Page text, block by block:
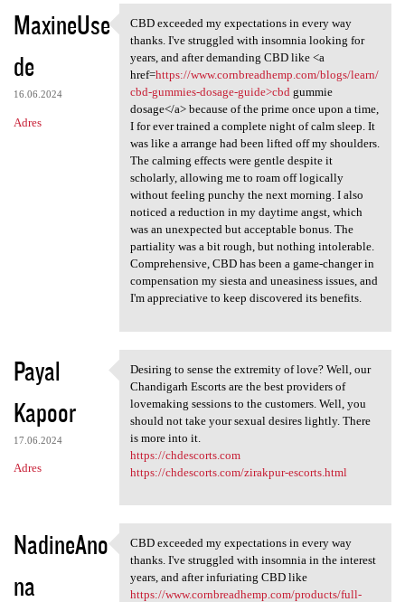
MaxineUse
de
16.06.2024
Adres
CBD exceeded my expectations
CBD exceeded my expectations in every way
thanks. I've struggled with insomnia looking for
years, and after demanding CBD like <a
href=https://www.cornbreadhemp.com/blogs/learn/
cbd-gummies-dosage-guide>cbdgummie
dosage</a> because of the prime once upon a time,
I for ever trained a complete night of calm sleep. It
was like a arrange had been lifted off my shoulders.
The calming effects were gentle despite it
scholarly, allowing me to roam off logically
without feeling punchy the next morning. I also
noticed a reduction in my daytime angst, which
was an unexpected but acceptable bonus. The
partiality was a bit rough, but nothing intolerable.
Comprehensive, CBD has been a game-changer in
compensation my siesta and uneasiness issues, and
I'm appreciative to keep discovered its benefits.
Payal
Kapoor
17.06.2024
Adres
Desiring to sense the
Desiring to sense the extremity of love? Well, our
Chandigarh Escorts are the best providers of
lovemaking sessions to the customers. Well, you
should not take your sexual desires lightly. There
is more into it.
https://chdescorts.com
https://chdescorts.com/zirakpur-escorts.html
NadineAno
na
CBD exceeded my expectations
CBD exceeded my expectations in every way
thanks. I've struggled with insomnia in the interest
years, and after infuriating CBD like
https://www.cornbreadhemp.com/products/full-